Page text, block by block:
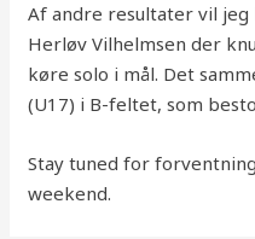
Af andre resultater vil
Herløv Vilhelmsen der
køre solo i mål. Det
(U17) i B-feltet, som
Stay tuned for
weekend.